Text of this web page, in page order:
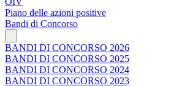
Piano delle azioni positive
Bandi di Concorso
BANDI DI CONCORSO 2026
BANDI DI CONCORSO 2025
BANDI DI CONCORSO 2024
BANDI DI CONCORSO 2023